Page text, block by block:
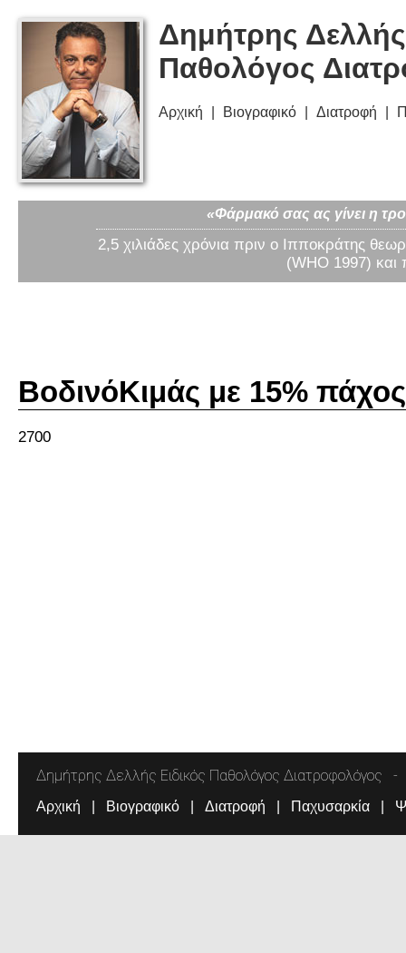
Δημήτρης
Παθολόγος
Αρχική Βιογραφικό Διατροφή
«Φάρμακό σας ας γίνει η
2,5 χιλιάδες χρόνια πριν ο Ιπποκράτης
(WHO 1997) και
ΒοδινόΚιμάς με 15%
2700
Δημήτρης Δελλής Ειδικός Παθολόγος Διατροφολόγος
Αρχική Βιογραφικό Διατροφή Παχυσαρκία